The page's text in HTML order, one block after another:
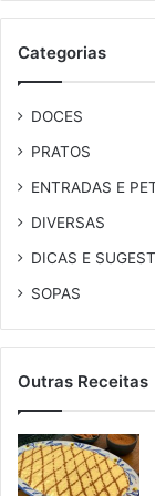
Categorias
DOCES
PRATOS
ENTRADAS E
DIVERSAS
DICAS E
SOPAS
Outras Receitas